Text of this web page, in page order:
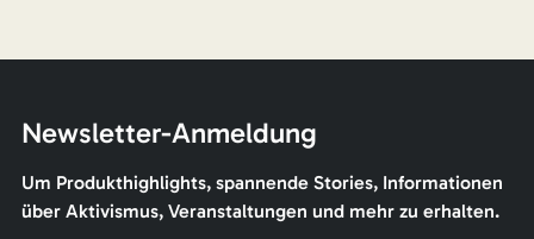
Newsletter-Anmeldung
Um Produkthighlights, spannende Stories, Informationen
über Aktivismus, Veranstaltungen und mehr zu erhalten.